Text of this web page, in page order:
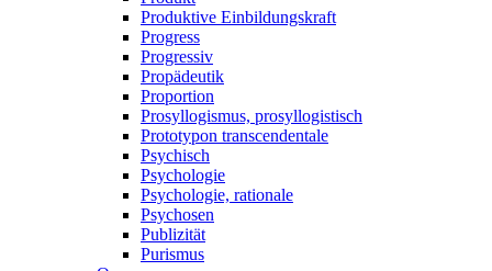
Produktive Einbildungskraft
Progress
Progressiv
Propädeutik
Proportion
Prosyllogismus, prosyllogistisch
Prototypon transcendentale
Psychisch
Psychologie
Psychologie, rationale
Psychosen
Publizität
Purismus